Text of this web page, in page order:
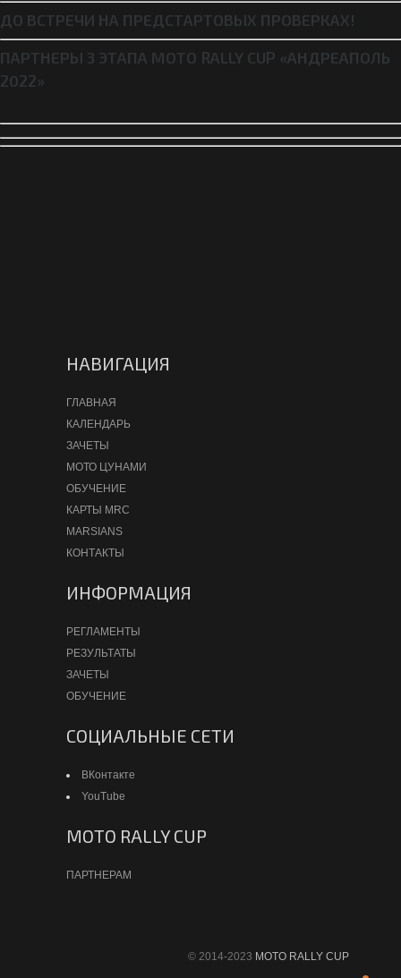
ДО ВСТРЕЧИ НА ПРЕДСТАРТОВЫХ ПРОВЕРКАХ!
ПАРТНЕРЫ 3 ЭТАПА MOTO RALLY CUP «АНДРЕАПОЛЬ
2022»
НАВИГАЦИЯ
ГЛАВНАЯ
КАЛЕНДАРЬ
ЗАЧЕТЫ
МОТО ЦУНАМИ
ОБУЧЕНИЕ
КАРТЫ MRC
MARSIANS
КОНТАКТЫ
ИНФОРМАЦИЯ
РЕГЛАМЕНТЫ
РЕЗУЛЬТАТЫ
ЗАЧЕТЫ
ОБУЧЕНИЕ
СОЦИАЛЬНЫЕ СЕТИ
ВКонтакте
YouTube
MOTO RALLY CUP
ПАРТНЕРАМ
© 2014-2023 MOTO RALLY CUP